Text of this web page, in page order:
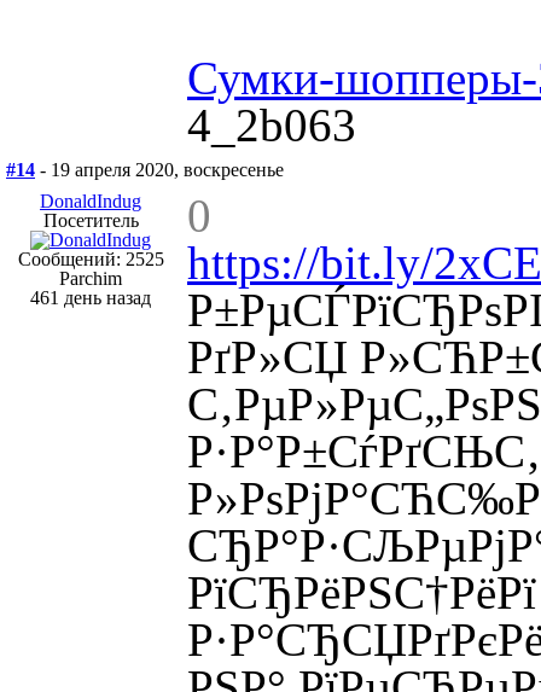
Сумки-
4_2b063
#14 - 19 апреля 2020, воскресенье
DonaldIndug
Посетитель
Сообщений: 2525
Parchim
461 день назад
0
https://bit.ly/
РґР»СЏ